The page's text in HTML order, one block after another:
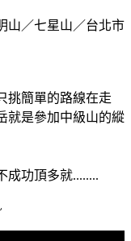
山／七星山／台北市
挑簡單的路線在走
就是參加中級山的縱
成功頂多就........